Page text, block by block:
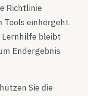
Richtlinie
Tools einhergeht.
Lernhilfe bleibt
Endergebnis
Sie die